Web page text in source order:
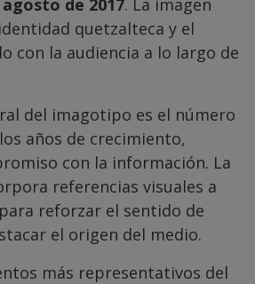
quetzalteca y el
con la audiencia a lo largo de
del imagotipo es el número
años de crecimiento,
con la información. La
referencias visuales a
reforzar el sentido de
el origen del medio.
más representativos del